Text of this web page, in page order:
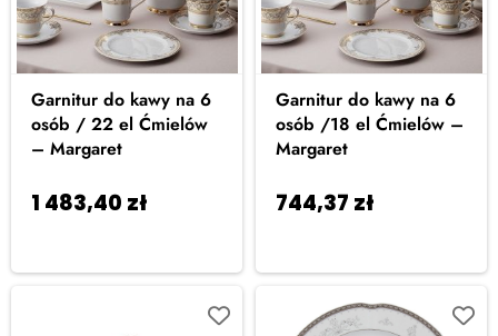
Garnitur do kawy na 6
osób / 22 el Ćmielów
– Margaret
1 483,40 zł
Garnitur do kawy na 6
osób /18 el Ćmielów –
Margaret
744,37 zł